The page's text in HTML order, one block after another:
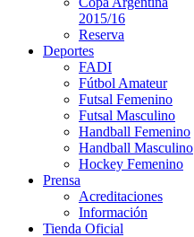
2015/16
Reserva
Deportes
FADI
Fútbol Amateur
Futsal Femenino
Futsal Masculino
Handball Femenino
Handball Masculino
Hockey Femenino
Prensa
Acreditaciones
Información
Tienda Oficial